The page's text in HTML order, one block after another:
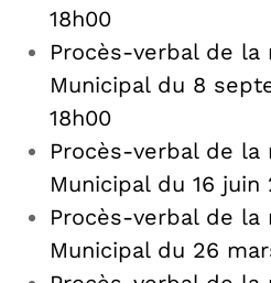
18h00
Procès-verbal de la
Municipal du 8
18h00
Procès-verbal de la
Municipal du 16 juin
Procès-verbal de la
Municipal du 26